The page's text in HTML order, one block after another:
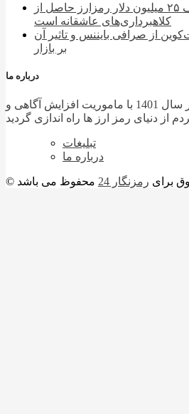
آمریکا در پی توقیف ۲۵ میلیون دلار رمزارز حاصل از
کلاهبرداری‌های عاشقانه است
بیت‌کوین از صرافی بایننس و تاثیر آن
بر بازار
درباره ما
سایت رمزنگار 24 در سال 1401 با ماموریت افزایش آگاهی و
تبلیغات
درباره ما
برای رمزنگار 24